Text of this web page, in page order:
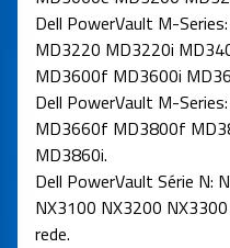
Dell PowerVault M-
MD3220 MD3220i
MD3600f MD3600i
Dell PowerVault M-
MD3660f MD3800f
MD3860i.
Dell PowerVault Série N:
NX3100 NX3200
rede.